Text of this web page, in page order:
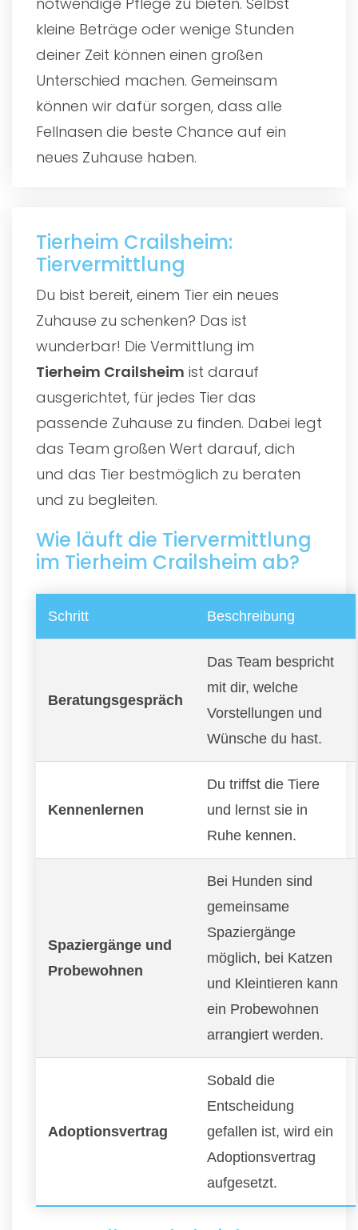
kleine Beträge oder wenige Stunden
deiner Zeit können einen großen
Unterschied machen. Gemeinsam
können wir dafür sorgen, dass alle
Fellnasen die beste Chance auf ein
neues Zuhause haben.
Tierheim Crailsheim:
Tiervermittlung
Du bist bereit, einem Tier ein neues
Zuhause zu schenken? Das ist
wunderbar! Die Vermittlung im
Tierheim Crailsheim ist darauf
ausgerichtet, für jedes Tier das
passende Zuhause zu finden. Dabei legt
das Team großen Wert darauf, dich
und das Tier bestmöglich zu beraten
und zu begleiten.
Wie läuft die Tiervermittlung
im Tierheim Crailsheim ab?
Schritt Beschreibung
Beratungsgespräch
Das Team bespricht
mit dir, welche
Vorstellungen und
Wünsche du hast.
Kennenlernen
Du triffst die Tiere
und lernst sie in
Ruhe kennen.
Spaziergänge und
Probewohnen
Bei Hunden sind
gemeinsame
Spaziergänge
möglich, bei Katzen
und Kleintieren kann
ein Probewohnen
arrangiert werden.
Adoptionsvertrag
Sobald die
Entscheidung
gefallen ist, wird ein
Adoptionsvertrag
aufgesetzt.